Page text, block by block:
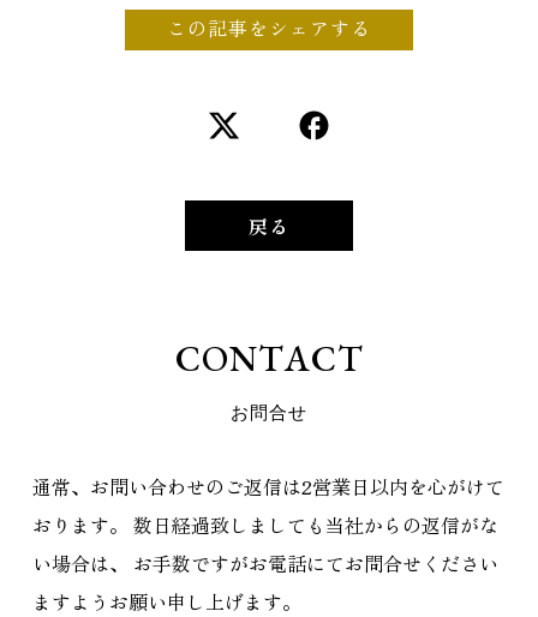
この記事をシェアする
戻る
CONTACT
お問合せ
通常、お問い合わせのご返信は2営業日以内を心がけて
おります。 数日経過致しましても当社からの返信がな
い場合は、
お手数ですがお電話にてお問合せください
ますようお願い申し上げます。